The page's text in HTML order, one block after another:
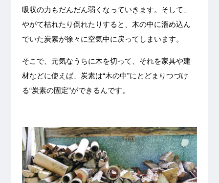
吸収の力もだんだん弱くなっていきます。そして、
やがて枯れたり倒れたりすると、木の中に溜め込ん
でいた炭素が徐々に空気中に戻ってしまいます。
そこで、元気なうちに木を切って、それを家具や建
材などに使えば、炭素は“木の中”にとどまりつづけ
る“炭素の固定”ができるんです。